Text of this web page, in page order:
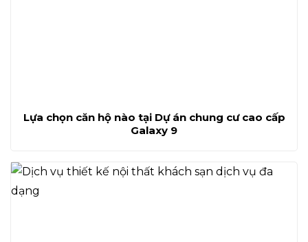
Lựa chọn căn hộ nào tại Dự án chung cư cao cấp
Galaxy 9